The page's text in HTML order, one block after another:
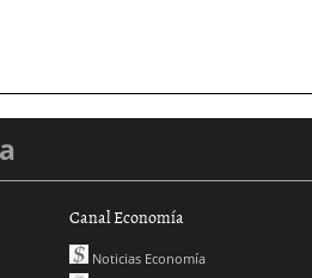
Canal Economía
Noticias Economía